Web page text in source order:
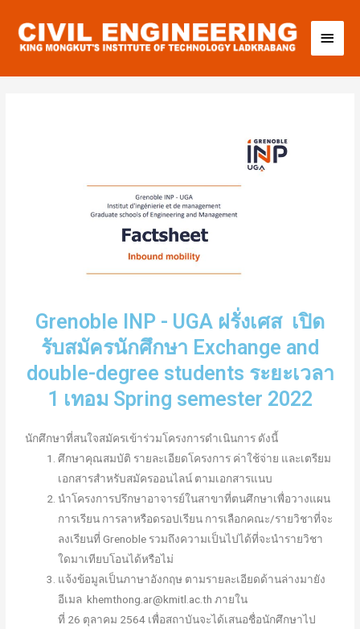
Grenoble INP - UGA ฝรั่งเศส เปิด
รับสมัครนักศึกษา Exchange and
double-degree students ระยะเวลา
1 เทอม Spring semester 2022
นักศึกษาที่สนใจสมัครเข้าร่วมโครงการดำเนินการ ดังนี้
ศึกษาคุณสมบัติ รายละเอียดโครงการ ค่าใช้จ่าย และเตรียม
เอกสารสำหรับสมัครออนไลน์ ตามเอกสารแนบ
นำโครงการปรึกษาอาจารย์ในสาขาที่ตนศึกษาเพื่อวางแผน
การเรียน การลาหรือดรอปเรียน การเลือกคณะ/รายวิชาที่จะ
ลงเรียนที่ Grenoble รวมถึงความเป็นไปได้ที่จะนำรายวิชา
ใดมาเทียบโอนได้หรือไม่
แจ้งข้อมูลเป็นภาษาอังกฤษ ตามรายละเอียดด้านล่างมายัง
อีเมล khemthong.ar@kmitl.ac.thภายใน
ที่ 26 ตุลาคม 2564 เพื่อสถาบันจะได้เสนอชื่อนักศึกษาไป